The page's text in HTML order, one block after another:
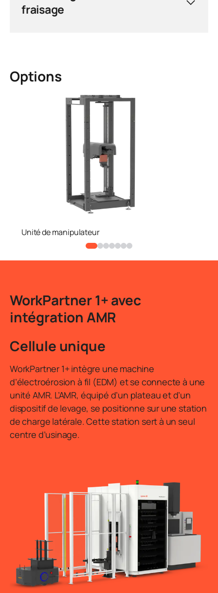
fraisage
Options
Unité de manipulateur
WorkPartner 1+ avec
intégration AMR
Cellule unique
WorkPartner 1+ intègre une machine
d’électroérosion à fil (EDM) et se connecte à une
unité AMR. L’AMR, équipé d’un plateau et d’un
dispositif de levage, se positionne sur une station
de charge latérale. Cette station sert à un seul
centre d’usinage.